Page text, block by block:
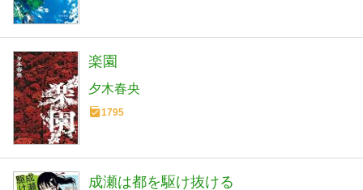
楽園
夕木春央
1795
成瀬は都を駆け抜ける